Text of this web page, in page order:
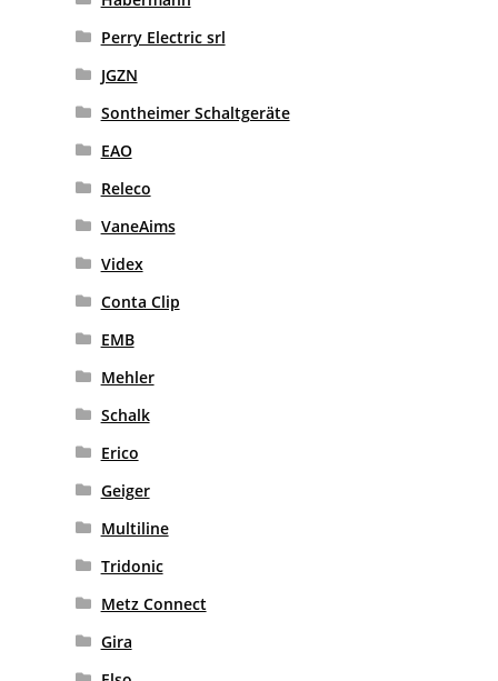
Perry Electric srl
JGZN
Sontheimer Schaltgeräte
EAO
Releco
VaneAims
Videx
Conta Clip
EMB
Mehler
Schalk
Erico
Geiger
Multiline
Tridonic
Metz Connect
Gira